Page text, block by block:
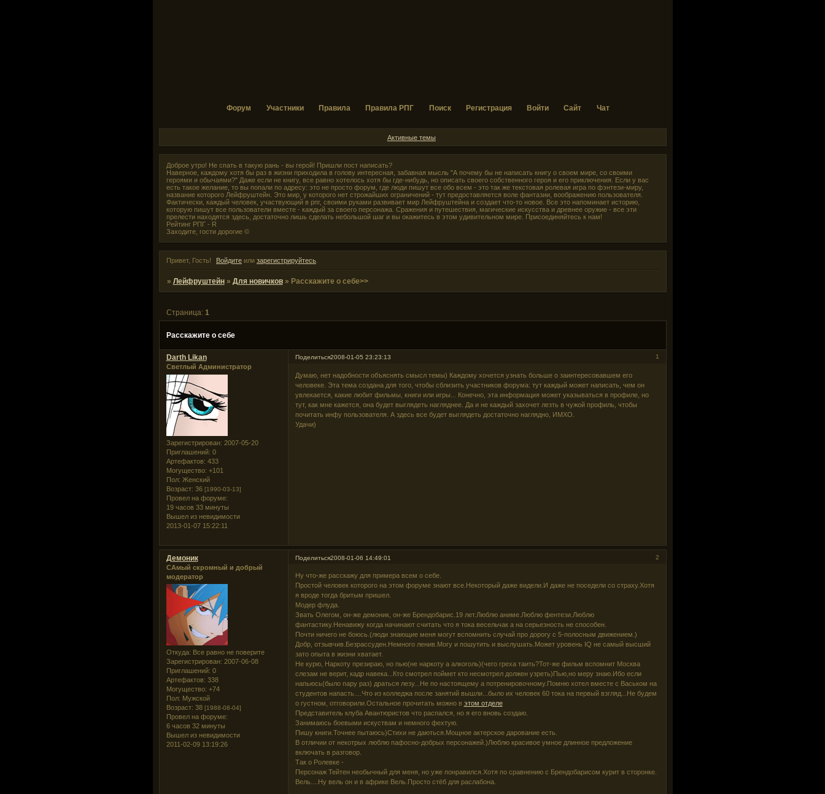
Форум Участники Правила Правила РПГ Поиск Регистрация Войти Сайт Чат
Активные темы
Доброе утро! Не спать в такую рань - вы герой! Пришли пост написать?
Наверное, каждому хотя бы раз в жизни приходила в голову интересная, забавная мысль "А почему бы не написать книгу о своем мире, со своими
героями и обычаями?" Даже если не книгу, все равно хотелось хотя бы где-нибудь, но описать своего собственного героя и его приключения. Если у вас
есть такое желание, то вы попали по адресу: это не просто форум, где люди пишут все обо всем - это так же текстовая ролевая игра по фэнтези-миру,
название которого Лейфруштейн. Это мир, у которого нет строжайших ограничений - тут предоставляется воле фантазии, воображению пользователя.
Фактически, каждый человек, участвующий в рпг, своими руками развивает мир Лейфруштейна и создает что-то новое. Все это напоминает историю,
которую пишут все пользователи вместе - каждый за своего персонажа. Сражения и путешествия, магические искусства и древнее оружие - все эти
прелести находятся здесь, достаточно лишь сделать небольшой шаг и вы окажитесь в этом удивительном мире. Присоединяйтесь к нам!
Рейтинг РПГ - R
Заходите, гости дорогие ©
Привет, Гость! Войдите или зарегистрируйтесь
» Лейфруштейн » Для новичков » Расскажите о себе>>
Расскажите о себе
Страница: 1
Поделиться 1
2008-01-05 23:23:13
Darth Likan
Светлый Администратор
Зарегистрирован: 2007-05-20
Приглашений: 0
Артефактов: 433
Могущество: +101
Пол: Женский
Возраст: 36 [1990-03-13]
Провел на форуме:
19 часов 33 минуты
Вышел из невидимости
2013-01-07 15:22:11
Думаю, нет надобности объяснять смысл темы) Каждому хочется узнать больше о заинтересовавшем его
человеке. Эта тема создана для того, чтобы сблизить участников форума: тут каждый может написать, чем он
увлекается, какие любит фильмы, книги или игры... Конечно, эта информация может указываться в профиле, но
тут, как мне кажется, она будет выглядеть нагляднее. Да и не каждый захочет лезть в чужой профиль, чтобы
почитать инфу пользователя. А здесь все будет выглядеть достаточно наглядно, ИМХО.
Удачи)
Поделиться 2
2008-01-06 14:49:01
Демоник
САмый скромный и добрый
модератор
Откуда: Все равно не поверите
Зарегистрирован: 2007-06-08
Приглашений: 0
Артефактов: 338
Могущество: +74
Пол: Мужской
Возраст: 38 [1988-08-04]
Провел на форуме:
6 часов 32 минуты
Вышел из невидимости
2011-02-09 13:19:26
Ну что-же расскажу для примера всем о себе.
Простой человек которого на этом форуме знают все.Некоторый даже видели.И даже не поседели со страху.Хотя
я вроде тогда бритым пришел.
Модер флуда.
Звать Олегом, он-же демоник, он-же Брендобарис.19 лет.Люблю аниме.Люблю фентези.Люблю
фантастику.Ненавижу когда начинают считать что я тока весельчак а на серьезность не способен.
Почти ничего не боюсь.(люди знающие меня могут вспомнить случай про дорогу с 5-полосным движением.)
Добр, отзывчив.Безрассуден.Немного ленив.Могу и пошутить и выслушать.Может уровень IQ не самый высший
зато опыта в жизни хватает.
Не курю, Наркоту презираю, но пью(не наркоту а алкоголь)(чего греха таить?Тот-же фильм вспомнит Москва
слезам не верит, кадр навека...Кто смотрел поймет кто несмотрел должен узреть)Пью,но меру знаю.Ибо если
напьюсь(было пару раз) драться лезу...Не по настоящему а потренировочному.Помню хотел вместе с Васьком на
студентов напасть....Что из колледжа после занятий вышли...было их человек 60 тока на первый взгляд...Не будем
о густном, отговорили.Остальное прочитать можно в этом отделе
Представитель клуба Авантюристов что распался, но я его вновь создаю.
Занимаюсь боевыми искуствам и немного фехтую.
Пишу книги.Точнее пытаюсь)Стихи не даються.Мощное актерское дарование есть.
В отличии от некотрых люблю пафосно-добрых персонажей.)Люблю красивое умное длинное предложение
включать в разговор.
Так о Ролевке -
Персонаж Тейтен необычный для меня, но уже понравился.Хотя по сравнению с Брендобарисом курит в сторонке.
Вель....Ну вель он и в африке Вель.Просто стёб для раслабона.